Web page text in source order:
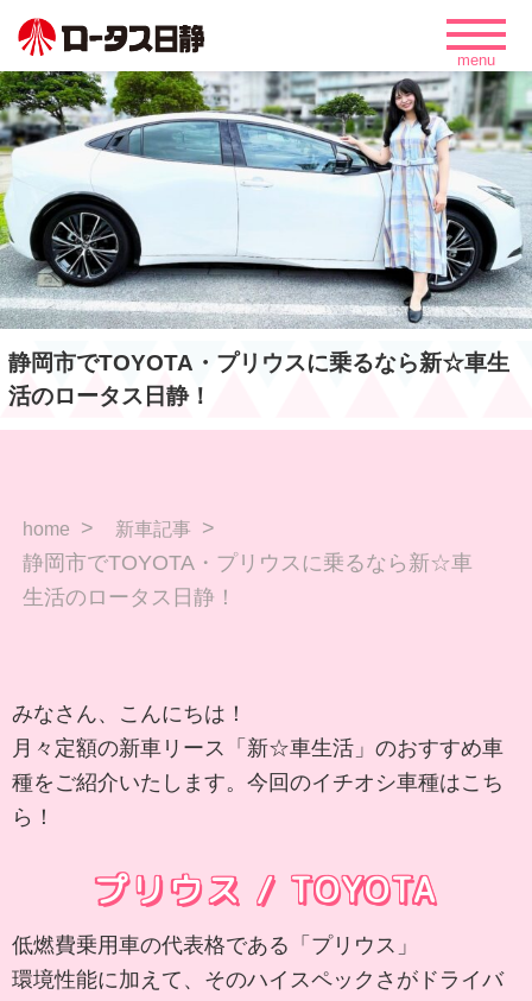
静岡市でTOYOTA・プリウスに乗るなら新☆車生
活のロータス日静！
home 新車記事
静岡市でTOYOTA・プリウスに乗るなら新☆車
生活のロータス日静！
みなさん、こんにちは！
月々定額の新車リース「新☆車生活」のおすすめ車
種をご紹介いたします。今回のイチオシ車種はこち
ら！
プリウス / TOYOTA
低燃費乗用車の代表格である「プリウス」
環境性能に加えて、そのハイスペックさがドライバ